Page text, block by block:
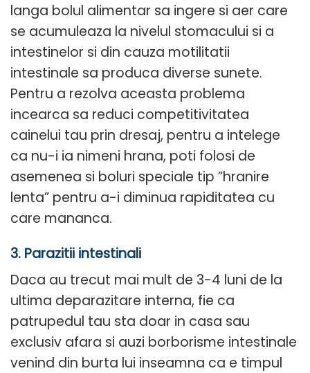
langa bolul alimentar sa ingere si aer care
se acumuleaza la nivelul stomacului si a
intestinelor si din cauza motilitatii
intestinale sa produca diverse sunete.
Pentru a rezolva aceasta problema
incearca sa reduci competitivitatea
cainelui tau prin dresaj, pentru a intelege
ca nu-i ia nimeni hrana, poti folosi de
asemenea si boluri speciale tip ”hranire
lenta” pentru a-i diminua rapiditatea cu
care mananca.
3. Parazitii intestinali
Daca au trecut mai mult de 3-4 luni de la
ultima deparazitare interna, fie ca
patrupedul tau sta doar in casa sau
exclusiv afara si auzi borborisme intestinale
venind din burta lui inseamna ca e timpul